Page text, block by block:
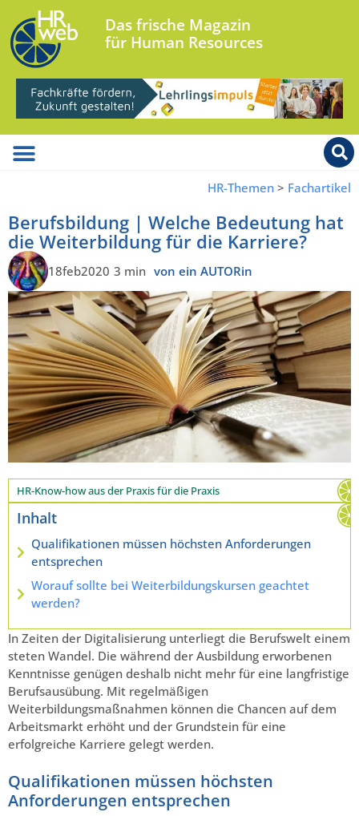
Das frische Magazin
für Human Resources
HR-Themen > Fachartikel
Berufsbildung | Welche Bedeutung hat
die Weiterbildung für die Karriere?
18feb2020 3 min von ein AUTORin
HR-Know-how aus der Praxis für die Praxis
Inhalt
Qualifikationen müssen höchsten Anforderungen
entsprechen
Worauf sollte bei Weiterbildungskursen geachtet
werden?
In Zeiten der Digitalisierung unterliegt die Berufswelt einem
steten Wandel. Die während der Ausbildung erworbenen
Kenntnisse genügen deshalb nicht mehr für eine langfristige
Berufsausübung. Mit regelmäßigen
Weiterbildungsmaßnahmen können die Chancen auf dem
Arbeitsmarkt erhöht und der Grundstein für eine
erfolgreiche Karriere gelegt werden.
Qualifikationen müssen höchsten
Anforderungen entsprechen